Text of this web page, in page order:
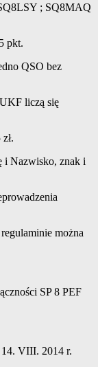
; SQ8MAQ
pkt.
QSO bez
liczą się
i Nazwisko, znak i
można
SP 8 PEF
14. VIII. 2014 r.